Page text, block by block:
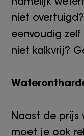
niet
eenvoudig
niet kalkvrij?
Naast de
moet je ook